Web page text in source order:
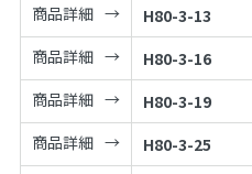
商品詳細
H80-3-13
商品詳細
H80-3-16
商品詳細
H80-3-19
商品詳細
H80-3-25